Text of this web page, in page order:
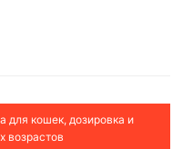
для кошек, дозировка и
возрастов